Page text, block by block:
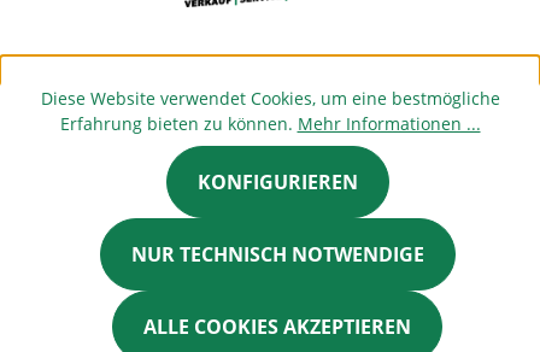
Diese Website verwendet Cookies, um eine bestmögliche
Erfahrung bieten zu können. Mehr Informationen ...
NUR TECHNISCH NOTWENDIGE
KONFIGURIEREN
ALLE COOKIES AKZEPTIEREN